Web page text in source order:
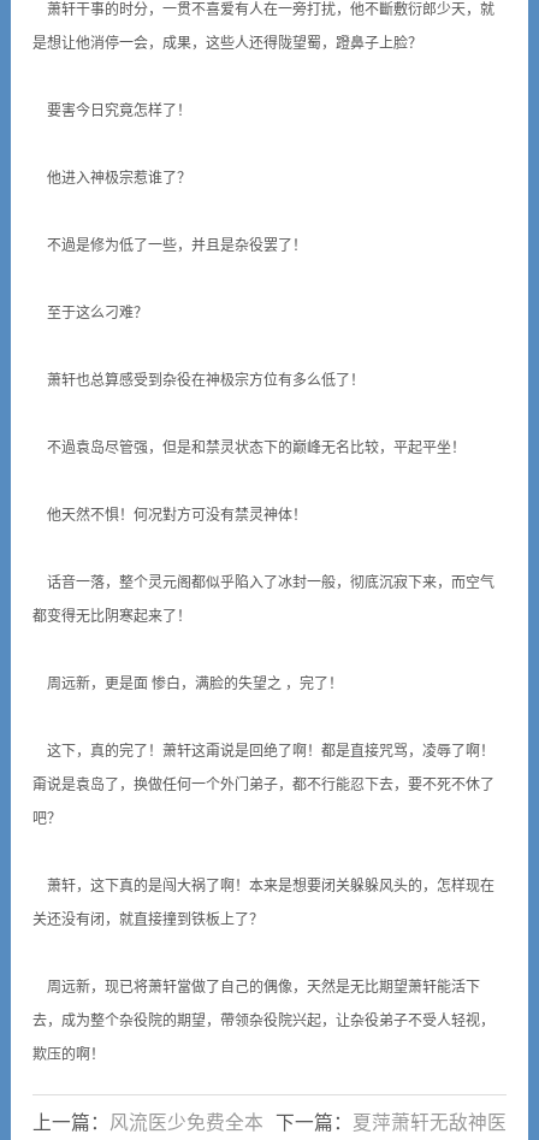
萧轩干事的时分，一贯不喜爱有人在一旁打扰，他不斷敷衍郎少天，就
是想让他消停一会，成果，这些人还得陇望蜀，蹬鼻子上脸？
要害今日究竟怎样了！
他进入神极宗惹谁了？
不過是修为低了一些，并且是杂役罢了！
至于这么刁难？
萧轩也总算感受到杂役在神极宗方位有多么低了！
不過袁岛尽管强，但是和禁灵状态下的巅峰无名比较，平起平坐！
他天然不惧！何况對方可没有禁灵神体！
话音一落，整个灵元阁都似乎陷入了冰封一般，彻底沉寂下来，而空气
都变得无比阴寒起来了！
周远新，更是面 惨白，满脸的失望之 ，完了！
这下，真的完了！萧轩这甭说是回绝了啊！都是直接咒骂，凌辱了啊！
甭说是袁岛了，换做任何一个外门弟子，都不行能忍下去，要不死不休了
吧？
萧轩，这下真的是闯大祸了啊！本来是想要闭关躲躲风头的，怎样现在
关还没有闭，就直接撞到铁板上了？
周远新，现已将萧轩當做了自己的偶像，天然是无比期望萧轩能活下
去，成为整个杂役院的期望，帶领杂役院兴起，让杂役弟子不受人轻视，
欺压的啊！
上一篇： 风流医少免费全本 下一篇： 夏萍萧轩无敌神医